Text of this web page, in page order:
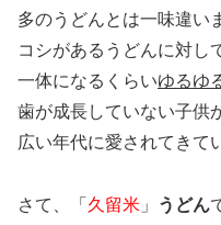
多のうどんとは一味違い
コシがあるうどんに対し
一体になるくらいゆるゆ
歯が成長していない子供
広い年代に愛されてきて
さて、「 久留米 」 うどん